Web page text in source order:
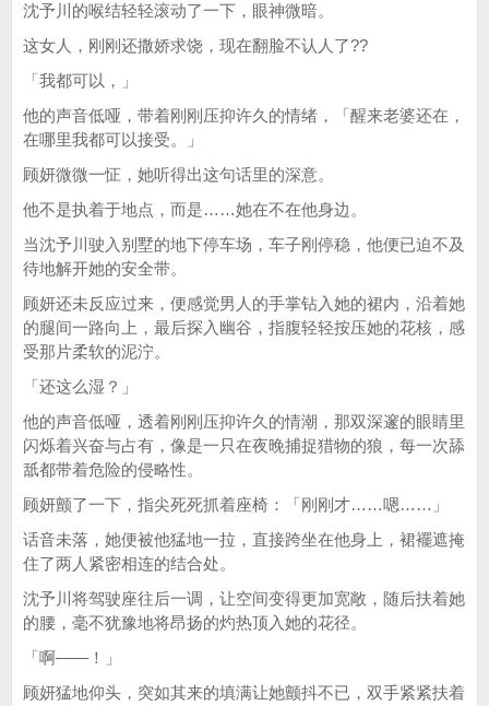
沈予川的喉结轻轻滚动了一下，眼神微暗。
这女人，刚刚还撒娇求饶，现在翻脸不认人了??
「我都可以，」
他的声音低哑，带着刚刚压抑许久的情绪，「醒来老婆还在，
在哪里我都可以接受。」
顾妍微微一怔，她听得出这句话里的深意。
他不是执着于地点，而是……她在不在他身边。
当沈予川驶入别墅的地下停车场，车子刚停稳，他便已迫不及
待地解开她的安全带。
顾妍还未反应过来，便感觉男人的手掌钻入她的裙内，沿着她
的腿间一路向上，最后探入幽谷，指腹轻轻按压她的花核，感
受那片柔软的泥泞。
「还这么湿？」
他的声音低哑，透着刚刚压抑许久的情潮，那双深邃的眼睛里
闪烁着兴奋与占有，像是一只在夜晚捕捉猎物的狼，每一次舔
舐都带着危险的侵略性。
顾妍颤了一下，指尖死死抓着座椅：「刚刚才……嗯……」
话音未落，她便被他猛地一拉，直接跨坐在他身上，裙襬遮掩
住了两人紧密相连的结合处。
沈予川将驾驶座往后一调，让空间变得更加宽敞，随后扶着她
的腰，毫不犹豫地将昂扬的灼热顶入她的花径。
「啊——！」
顾妍猛地仰头，突如其来的填满让她颤抖不已，双手紧紧扶着